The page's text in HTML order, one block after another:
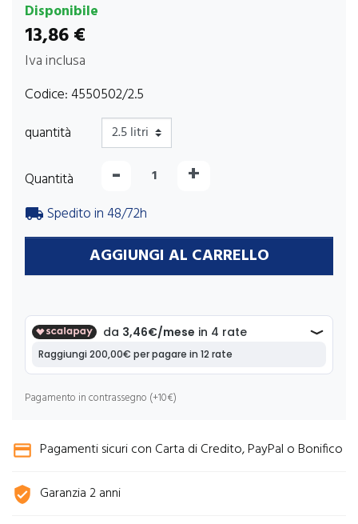
Disponibile
13,86 €
Iva inclusa
Codice:4550502/2.5
quantità
Quantità - +
local_shipping Spedito in 48/72h
AGGIUNGI AL CARRELLO
Pagamento in contrassegno (+10€)
credit_card Pagamenti sicuri con Carta di Credito, PayPal o Bonifico
verified_user Garanzia 2 anni